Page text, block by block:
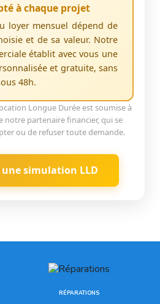
à chaque projet
loyer mensuel dépend de
et de sa valeur. Notre
établit avec vous une
et gratuite, sans
48h.
Longue Durée est soumise à
notre partenaire financier, qui se
ou de refuser toute demande.
simulation LLD
RÉPARATIONS